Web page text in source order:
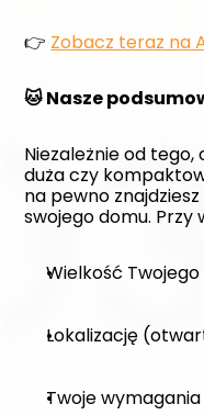
👉 Zobacz teraz na
🐱 Nasze
Niezależnie od
duża czy
na pewno
swojego domu. Przy
Wielkość
Lokalizację
Twoje